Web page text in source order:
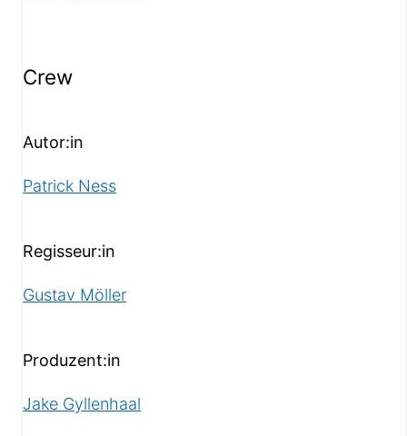
Crew
Autor:in
Patrick Ness
Regisseur:in
Gustav Möller
Produzent:in
Jake Gyllenhaal